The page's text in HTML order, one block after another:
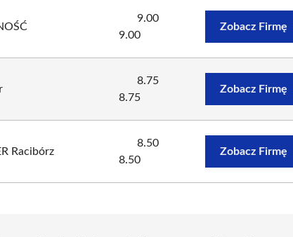
9.00
9.00
Zobacz Firmę
8.75
8.75
Zobacz Firmę
Racibórz
8.50
8.50
Zobacz Firmę